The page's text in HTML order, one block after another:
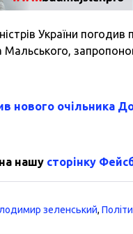
України
Мальського,
нового очільника
нашу сторінку
зеленський,